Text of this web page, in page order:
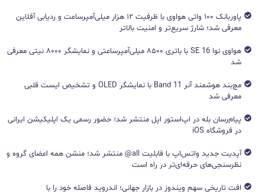
پاوربانک ۱۰۰ واتی هواوی با ظرفیت ۱۲ هزار میلی‌آمپرساعت و ردیابی آفلاین
معرفی شد؛ شارژ سریع‌تر و امنیت بالاتر
هواوی نوا 16 SE با باتری ۸۵۰۰ میلی‌آمپرساعتی و نمایشگر ۸۰۰۰ نیتی معرفی
شد
مچ‌بند هوشمند آنر Band 11 با نمایشگر OLED و تشخیص ایست قلبی
معرفی شد
پیام‌رسان بله در اپ‌استور اپل منتشر شد؛ حضور رسمی یک اپلیکیشن ایرانی
در فروشگاه iOS
آپدیت جدید واتس‌اپ با قابلیت all@ منتشر شد؛ منشن همه اعضای گروه و
نظرسنجی‌های حرفه‌ای‌تر در راه است
افت تاریخی سهم ویندوز در بازار جهانی؛ اندروید فاصله خود را با